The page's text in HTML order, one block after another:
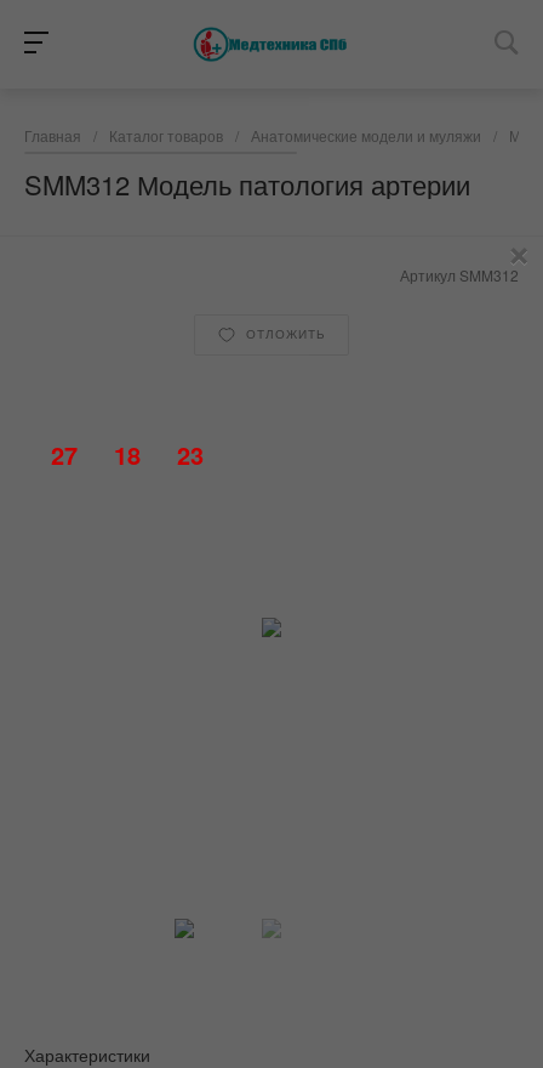
Главная / Каталог товаров / Анатомические модели и муляжи /
SMM312 Модель патология артерии
Артикул SMM312
ОТЛОЖИТЬ
Характеристики
×
27 18 23